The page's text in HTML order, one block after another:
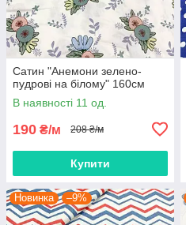
Сатин "Анемони зелено-
пудрові на білому" 160см
В наявності 11 од.
190 ₴/м 208 ₴/м
Купити
Новинка –9%